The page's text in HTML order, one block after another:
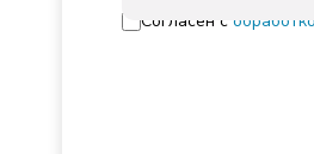
Согласен с